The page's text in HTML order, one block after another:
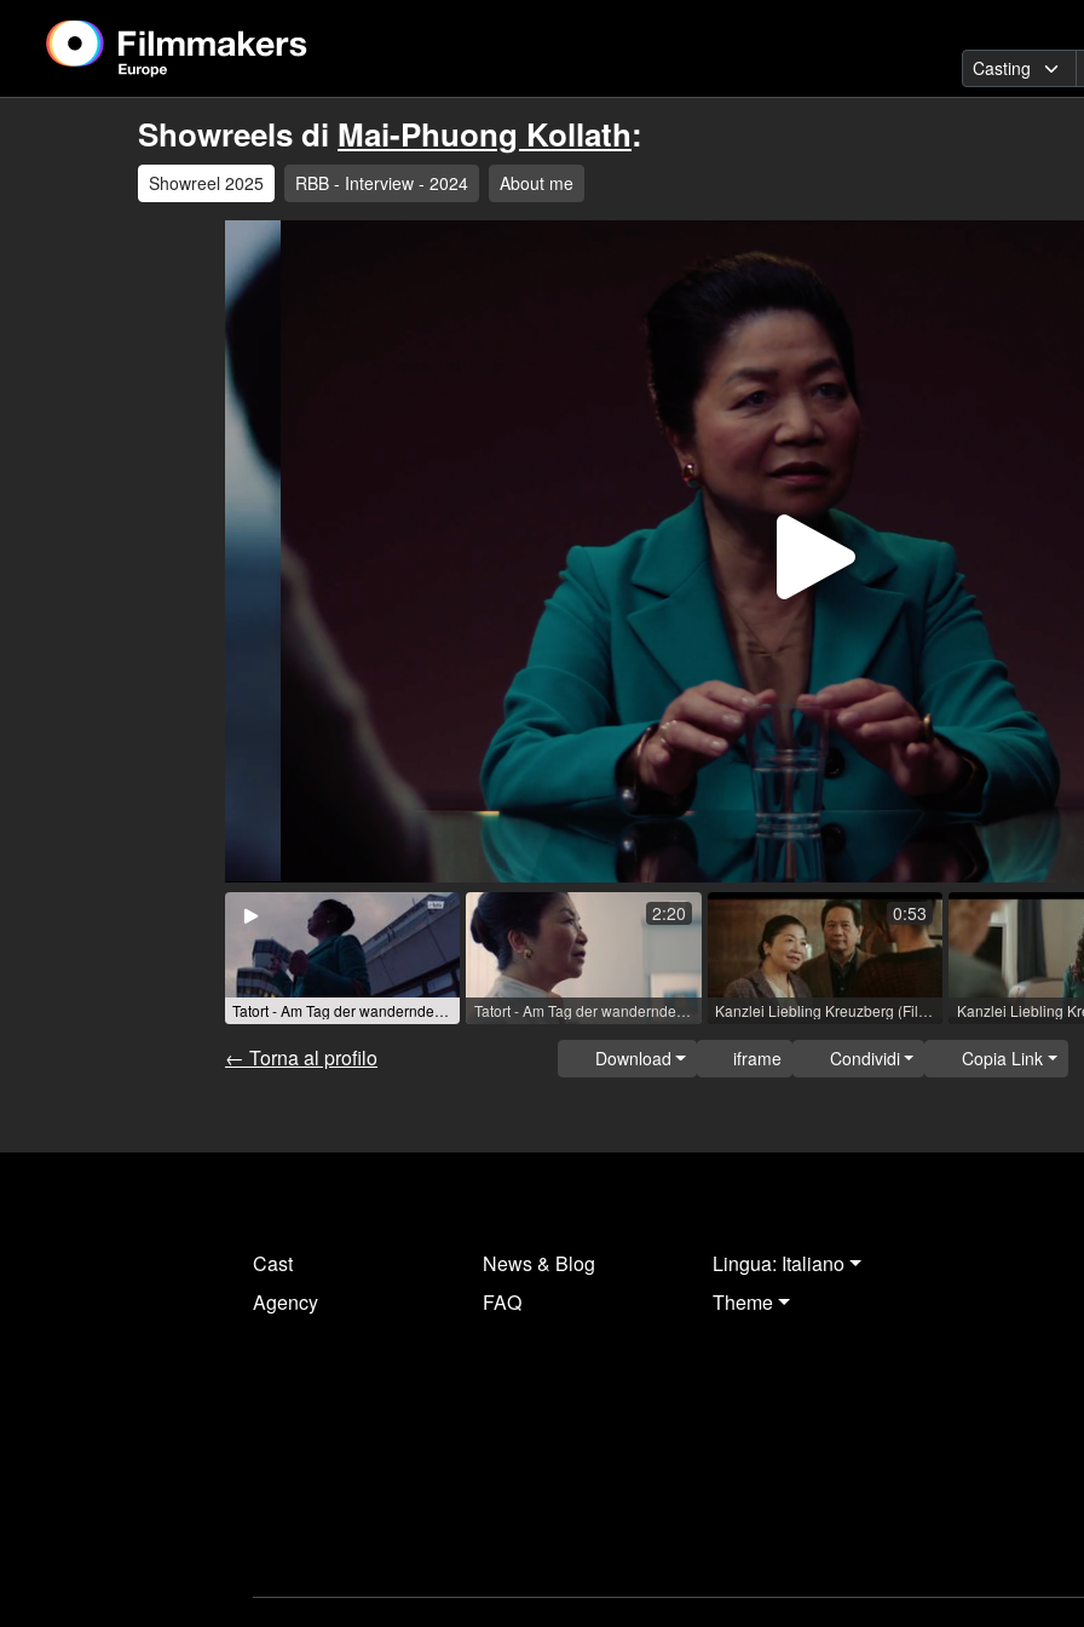
Showreels di Mai-Phuong Kollath:
Showreel 2025 RBB - Interview - 2024 About me
Play
Video
Tatort - Am Tag der wandernden Seelen (Film TV (serie)) / 2023 / Ruolo: Dr. Lê Müller / R: Mira Thiel / rbb [de] Tatort - Am Tag der wandernden Seelen (Film TV (serie)) / 2023 / Ruolo: Dr. Lê Müller / R: Mira Thiel / rbb [de]
2:20
Kanzlei Liebling Kreuzberg (Film TV) / 2023 / Ruolo: Phan thi Hang / R: Franziska Margarete Hoenisch
0:53
← Torna al profilo Download iframe Condividi Copia Link
Cast
Agency
News & Blog
FAQ
Lingua: Italiano
Theme